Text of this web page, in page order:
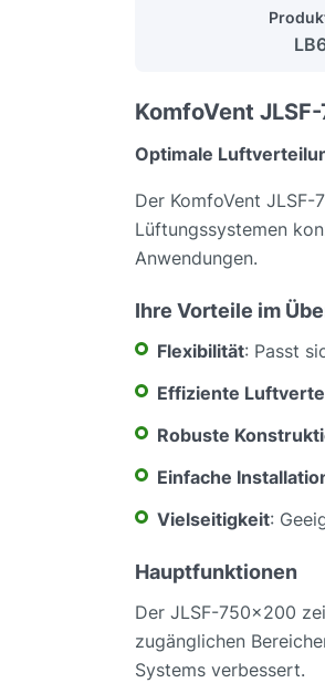
KomfoVent
Optimale
Der KomfoVent
Lüftungssystemen
Anwendungen.
Ihre Vorteile im
Flexibilität: Passt
Effiziente
Robuste
Einfache
Vielseitigkeit:
Hauptfunktionen
Der JLSF-750x200
zugänglichen
Systems verbessert.